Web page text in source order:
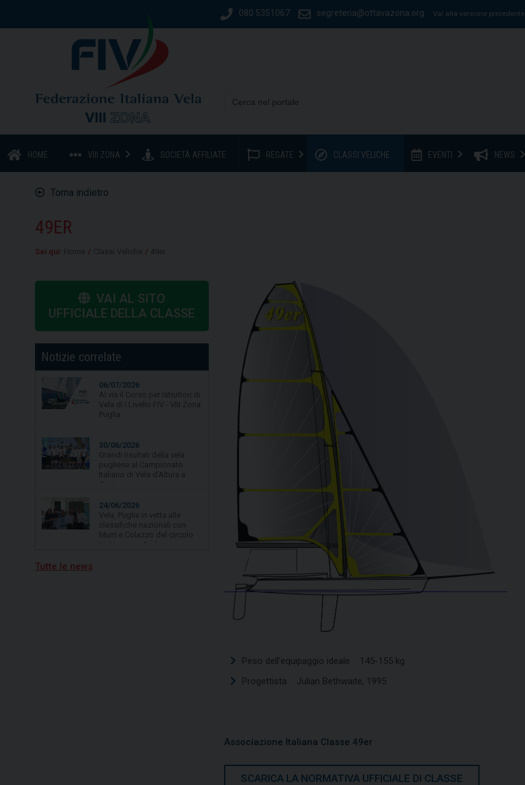
080 5351067 segreteria@ottavazona.org Vai alla versione precedente
HOME VIII ZONA SOCIETÀ AFFILIATE REGATE CLASSI VELICHE EVENTI NEWS
Torna indietro
49ER
Sei qui: / /
VAI AL SITO
UFFICIALE DELLA CLASSE
Notizie correlate
06/07/2026
30/06/2026
24/06/2026
Tutte le news
Peso dell'equipaggio ideale 145-155 kg
Progettista Julian Bethwaite, 1995
Associazione Italiana Classe 49er
SCARICA LA NORMATIVA UFFICIALE DI CLASSE